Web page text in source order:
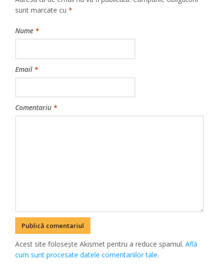
sunt marcate cu*
Nume *
Email *
Comentariu *
Acest site folosește Akismet pentru a reduce spamul.Află
cum sunt procesate datele comentariilor tale.